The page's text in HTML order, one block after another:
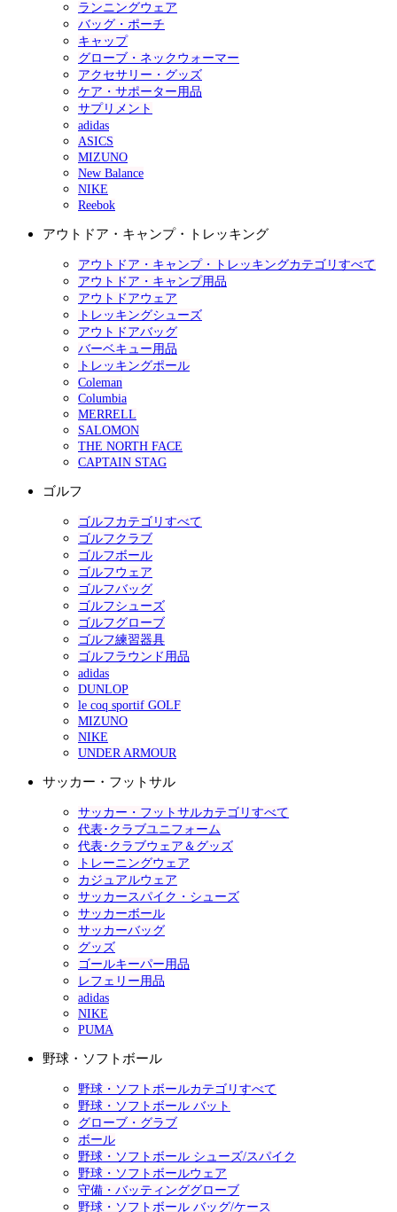
ランニングウェア
バッグ・ポーチ
キャップ
グローブ・ネックウォーマー
アクセサリー・グッズ
ケア・サポーター用品
サプリメント
adidas
ASICS
MIZUNO
New Balance
NIKE
Reebok
アウトドア・キャンプ・トレッキング
アウトドア・キャンプ・トレッキングカテゴリすべて
アウトドア・キャンプ用品
アウトドアウェア
トレッキングシューズ
アウトドアバッグ
バーベキュー用品
トレッキングポール
Coleman
Columbia
MERRELL
SALOMON
THE NORTH FACE
CAPTAIN STAG
ゴルフ
ゴルフカテゴリすべて
ゴルフクラブ
ゴルフボール
ゴルフウェア
ゴルフバッグ
ゴルフシューズ
ゴルフグローブ
ゴルフ練習器具
ゴルフラウンド用品
adidas
DUNLOP
le coq sportif GOLF
MIZUNO
NIKE
UNDER ARMOUR
サッカー・フットサル
サッカー・フットサルカテゴリすべて
代表･クラブユニフォーム
代表･クラブウェア＆グッズ
トレーニングウェア
カジュアルウェア
サッカースパイク・シューズ
サッカーボール
サッカーバッグ
グッズ
ゴールキーパー用品
レフェリー用品
adidas
NIKE
PUMA
野球・ソフトボール
野球・ソフトボールカテゴリすべて
野球・ソフトボール バット
グローブ・グラブ
ボール
野球・ソフトボール シューズ/スパイク
野球・ソフトボールウェア
守備・バッティンググローブ
野球・ソフトボール バッグ/ケース